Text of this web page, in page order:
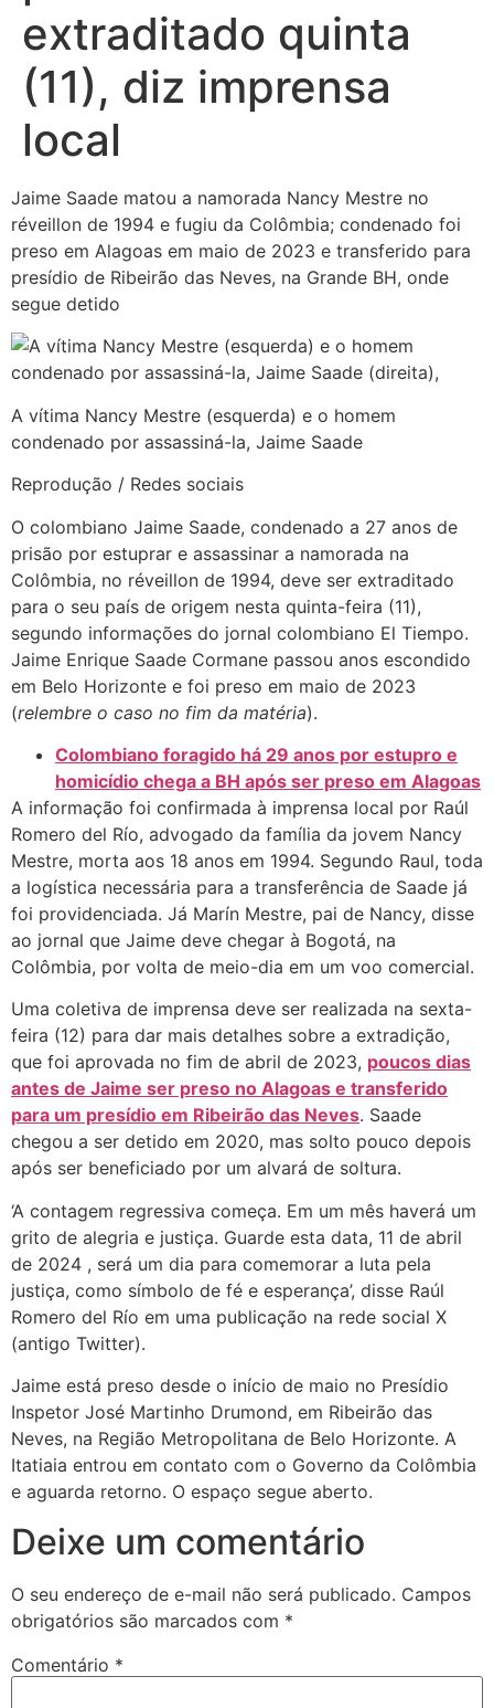
extraditado quinta
(11), diz imprensa
local
Jaime Saade matou a namorada Nancy Mestre no
réveillon de 1994 e fugiu da Colômbia; condenado foi
preso em Alagoas em maio de 2023 e transferido para
presídio de Ribeirão das Neves, na Grande BH, onde
segue detido
A vítima Nancy Mestre (esquerda) e o homem
condenado por assassiná-la, Jaime Saade
Reprodução / Redes sociais
O colombiano Jaime Saade, condenado a 27 anos de
prisão por estuprar e assassinar a namorada na
Colômbia, no réveillon de 1994, deve ser extraditado
para o seu país de origem nesta quinta-feira (11),
segundo informações do jornal colombiano El Tiempo.
Jaime Enrique Saade Cormane passou anos escondido
em Belo Horizonte e foi preso em maio de 2023
(relembre o caso no fim da matéria).
Colombiano foragido há 29 anos por estupro e
homicídio chega a BH após ser preso em Alagoas
A informação foi confirmada à imprensa local por Raúl
Romero del Río, advogado da família da jovem Nancy
Mestre, morta aos 18 anos em 1994. Segundo Raul, toda
a logística necessária para a transferência de Saade já
foi providenciada. Já Marín Mestre, pai de Nancy, disse
ao jornal que Jaime deve chegar à Bogotá, na
Colômbia, por volta de meio-dia em um voo comercial.
Uma coletiva de imprensa deve ser realizada na sexta-
feira (12) para dar mais detalhes sobre a extradição,
que foi aprovada no fim de abril de 2023, poucos dias
antes de Jaime ser preso no Alagoas e transferido
para um presídio em Ribeirão das Neves. Saade
chegou a ser detido em 2020, mas solto pouco depois
após ser beneficiado por um alvará de soltura.
‘A contagem regressiva começa. Em um mês haverá um
grito de alegria e justiça. Guarde esta data, 11 de abril
de 2024 , será um dia para comemorar a luta pela
justiça, como símbolo de fé e esperança’, disse Raúl
Romero del Río em uma publicação na rede social X
(antigo Twitter).
Jaime está preso desde o início de maio no Presídio
Inspetor José Martinho Drumond, em Ribeirão das
Neves, na Região Metropolitana de Belo Horizonte. A
Itatiaia entrou em contato com o Governo da Colômbia
e aguarda retorno. O espaço segue aberto.
Deixe um comentário
O seu endereço de e-mail não será publicado. Campos
obrigatórios são marcados com *
Comentário *